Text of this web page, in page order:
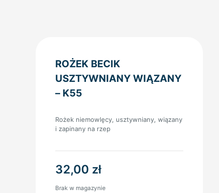
ROŻEK BECIK
USZTYWNIANY WIĄZANY
– K55
Rożek niemowlęcy, usztywniany, wiązany
i zapinany na rzep
32,00 zł
Brak w magazynie